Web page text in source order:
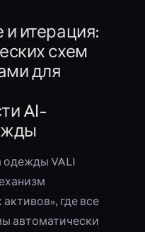
и итерация:
схем
для
AI-
одежды VALI
где все
автоматически